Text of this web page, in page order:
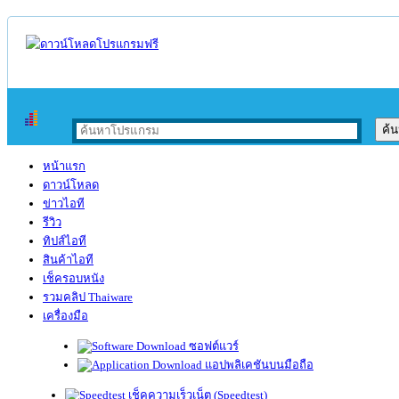
หน้าแรก
ดาวน์โหลด
ข่าวไอที
รีวิว
ทิปส์ไอที
สินค้าไอที
เช็ครอบหนัง
รวมคลิป Thaiware
เครื่องมือ
ซอฟต์แวร์
แอปพลิเคชันบนมือถือ
เช็คความเร็วเน็ต (Speedtest)